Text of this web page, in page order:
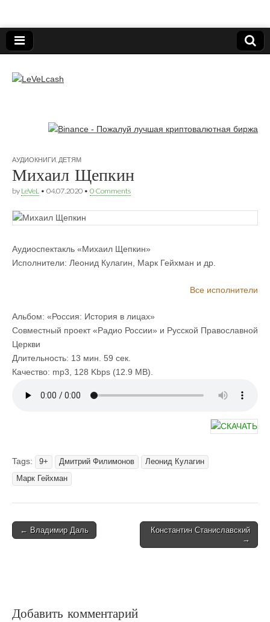
LeVeLcash
АУДИОКНИГИ ДЕТЯМ
Михаил Щепкин
by LeVeL • 04.07.2020 • 0 Comments
Аудиоспектакль «Михаил Щепкин»
Исполнители: Леонид Кулагин, Марк Гейхман и др.
Леонид Кулагин, Василий Буткевич, Любовь Германова, Марк
Ярославцев, Николай Денисов, Дмитрий Писаренко,
Владимир Левашев, Сергей Колесников, Анна Каменкова,
Дмитрий Филимонов, Ирина Киреева, Александр Груздев,
Борис Никифоров, Михаил Васьков, Сергей Бурунов, Татьяна
Матюхова, Юльен Балмусов, Владислав Ветров, Игорь
Екатерина Новикова-Забайкальская, Любовь Семёнова,
Ирина Пономарева, Прохор Чеховской, Наталья Шипунова,
Все исполнители
Альбом: «Россия: История в лицах»
Совместный проект «Радио России» и Русской Православной
Церкви
Длительность: 13 мин. 59 сек.
Качество: mp3, 128 Kbps (12.9 MB).
Tags: 9+ Дмитрий Филимонов
Леонид Кулагин
Марк Гейхман
Post
← Владимир Даль
Константин Станиславский
→
Добавить комментарий